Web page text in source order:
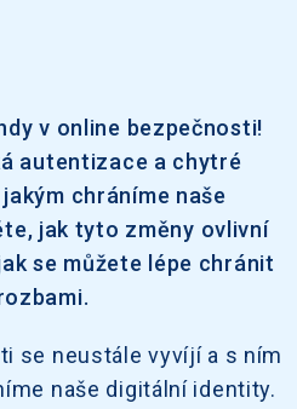
v online bezpečnosti!
autentizace a chytré
chráníme naše
jak tyto změny ovlivní
se můžete lépe chránit
se neustále vyvíjí a s ním
naše digitální identity.